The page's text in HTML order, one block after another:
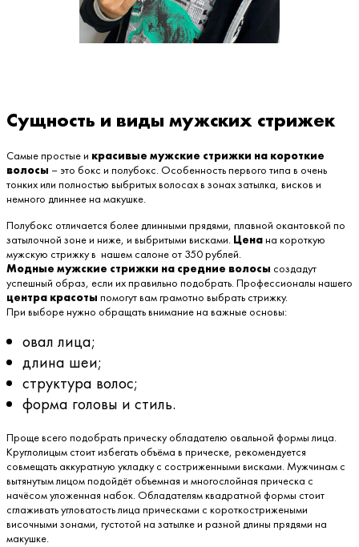
Сущность и виды мужских стрижек
Самые простые и красивые мужские стрижки на короткие
волосы – это бокс и полубокс. Особенность первого типа в очень
тонких или полностью выбритых волосах в зонах затылка, висков и
немного длиннее на макушке.
Полубокс отличается более длинными прядями, плавной окантовкой по
затылочной зоне и ниже, и выбритыми висками. Ценана короткую
мужскую стрижку в нашем салоне от 350 рублей.
Модные мужские стрижки на средние волосы создадут
успешный образ, если их правильно подобрать. Профессионалы нашего
центра красоты помогут вам грамотно выбрать стрижку.
При выборе нужно обращать внимание на важные основы:
овал лица;
длина шеи;
структура волос;
форма головы и стиль.
Проще всего подобрать прическу обладателю овальной формы лица.
Круглолицым стоит избегать объёма в прическе, рекомендуется
совмещать аккуратную укладку с состриженными висками. Мужчинам с
вытянутым лицом подойдёт объемная и многослойная прическа с
начёсом уложенная набок. Обладателям квадратной формы стоит
сглаживать угловатость лица прическами с короткострижеными
височными зонами, густотой на затылке и разной длины прядями на
макушке.